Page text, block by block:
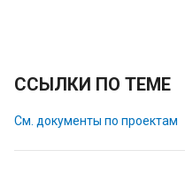
ССЫЛКИ ПО ТЕМЕ
См. документы по проектам